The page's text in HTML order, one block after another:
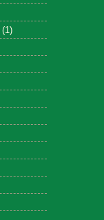
(1)